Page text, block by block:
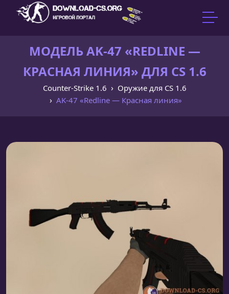
МОДЕЛЬ AK-47 «REDLINE —
КРАСНАЯ ЛИНИЯ» ДЛЯ CS 1.6
Counter-Strike 1.6
Оружие для CS 1.6
AK-47 «Redline — Красная линия»